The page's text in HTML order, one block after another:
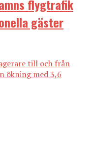
flygtrafik
gäster
till och från
ökning med 3,6